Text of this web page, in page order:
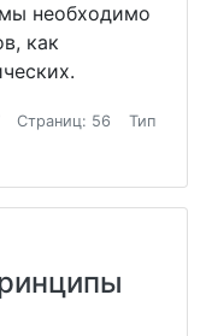
необходимо
как
Страниц: 56
Тип